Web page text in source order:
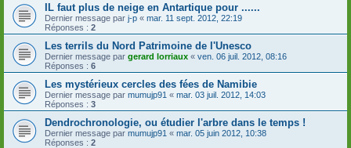
IL faut plus de neige en Antartique pour ......
Dernier message par j-p « mar. 11 sept. 2012, 22:19
Réponses : 2
Les terrils du Nord Patrimoine de l'Unesco
Dernier message par gerard lorriaux « ven. 06 juil. 2012, 08:16
Réponses : 6
Les mystérieux cercles des fées de Namibie
Dernier message par mumujp91 « mar. 03 juil. 2012, 14:03
Réponses : 3
Dendrochronologie, ou étudier l'arbre dans le temps !
Dernier message par mumujp91 « mar. 05 juin 2012, 10:38
Réponses : 2